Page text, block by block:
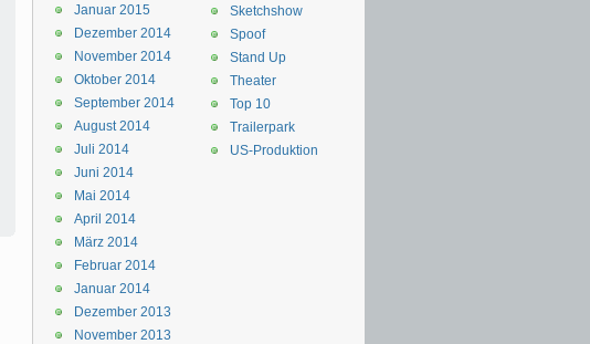
Sketchshow
Spoof
Stand Up
Theater
Top 10
Trailerpark
US-Produktion
Januar 2015
Dezember 2014
November 2014
Oktober 2014
September 2014
August 2014
Juli 2014
Juni 2014
Mai 2014
April 2014
März 2014
Februar 2014
Januar 2014
Dezember 2013
November 2013